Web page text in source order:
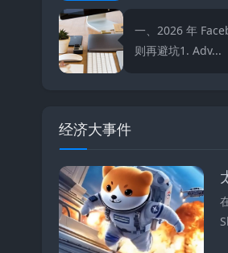
一、2026 年
则再避坑1. Adv...
经济大事件